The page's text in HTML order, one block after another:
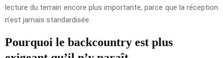
lecture du terrain encore plus importante, parce que la réception
n’est jamais standardisée.
Pourquoi le backcountry est plus